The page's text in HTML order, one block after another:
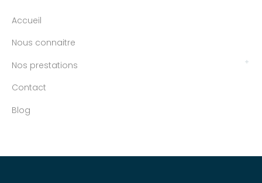
Accueil
Nous connaitre
Nos prestations
Contact
Blog